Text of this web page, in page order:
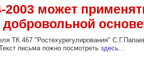
2003 может
добровольной основе
ТК 467 "Ростехурегулирования"
письма пожно посмотретьздесь...